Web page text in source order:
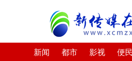
新闻 都市 影视 便民